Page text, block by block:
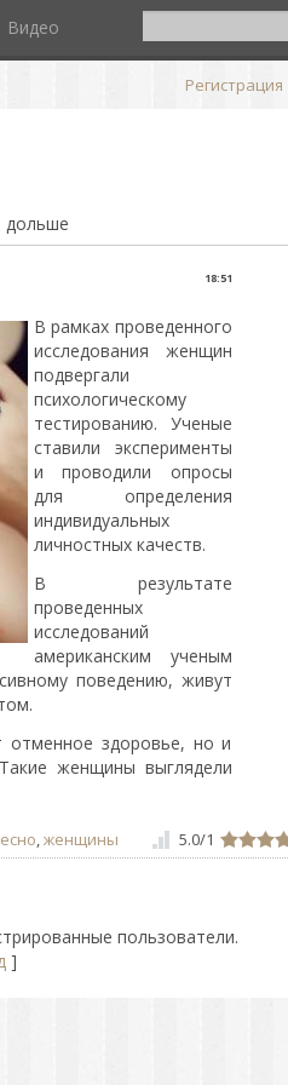
Видео
Регистрация
дольше
18:51
В рамках проведенного
исследования женщин
подвергали
психологическому
тестированию. Ученые
ставили эксперименты
и проводили опросы
для определения
индивидуальных
личностных качеств.
В результате
проведенных
исследований
американским ученым
поведению, живут
отменное здоровье, но и
женщины выглядели
женщины 5.0/1
пользователи.
]